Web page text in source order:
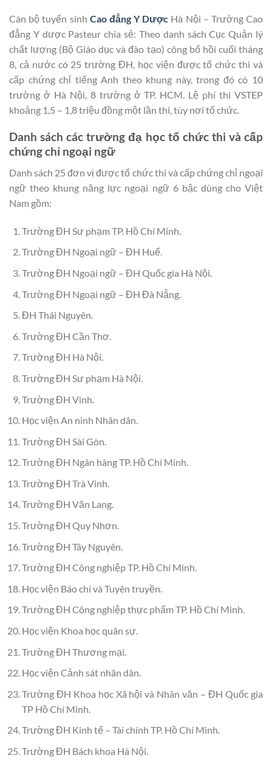
Cán bộ tuyển sinh Cao đẳng Y Dược Hà Nội – Trường Cao
đẳng Y dược Pasteur chia sẻ: Theo danh sách Cục Quản lý
chất lượng (Bộ Giáo dục và đào tạo) công bố hồi cuối tháng
8, cả nước có 25 trường ĐH, học viện được tổ chức thi và
cấp chứng chỉ tiếng Anh theo khung này, trong đó có 10
trường ở Hà Nội, 8 trường ở TP. HCM. Lệ phí thi VSTEP
khoảng 1,5 – 1,8 triệu đồng một lần thi, tùy nơi tổ chức.
Danh sách các trường đạ học tổ chức thi và cấp
chứng chỉ ngoại ngữ
Danh sách 25 đơn vị được tổ chức thi và cấp chứng chỉ ngoại
ngữ theo khung năng lực ngoại ngữ 6 bậc dùng cho Việt
Nam gồm:
Trường ĐH Sư phạm TP. Hồ Chí Minh.
Trường ĐH Ngoại ngữ – ĐH Huế.
Trường ĐH Ngoại ngữ – ĐH Quốc gia Hà Nội.
Trường ĐH Ngoại ngữ – ĐH Đà Nẵng.
ĐH Thái Nguyên.
Trường ĐH Cần Thơ.
Trường ĐH Hà Nội.
Trường ĐH Sư phạm Hà Nội.
Trường ĐH Vinh.
Học viện An ninh Nhân dân.
Trường ĐH Sài Gòn.
Trường ĐH Ngân hàng TP. Hồ Chí Minh.
Trường ĐH Trà Vinh.
Trường ĐH Văn Lang.
Trường ĐH Quy Nhơn.
Trường ĐH Tây Nguyên.
Trường ĐH Công nghiệp TP. Hồ Chí Minh.
Học viện Báo chí và Tuyên truyền.
Trường ĐH Công nghiệp thực phẩm TP. Hồ Chí Minh.
Học viện Khoa học quân sự.
Trường ĐH Thương mại.
Học viện Cảnh sát nhân dân.
Trường ĐH Khoa học Xã hội và Nhân văn – ĐH Quốc gia
TP Hồ Chí Minh.
Trường ĐH Kinh tế – Tài chính TP. Hồ Chí Minh.
Trường ĐH Bách khoa Hà Nội.